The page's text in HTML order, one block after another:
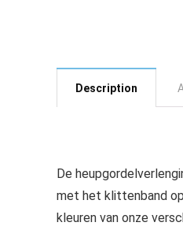
Description
De
met het klittenband op
kleuren van onze